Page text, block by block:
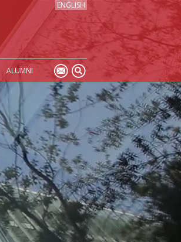
ENGLISH
ALUMNI